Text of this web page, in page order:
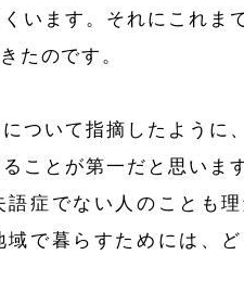
います。それにこれま
たのです。
ついて指摘したように
ことが第一だと思いま
語症でない人のことも
域で暮らすためには、